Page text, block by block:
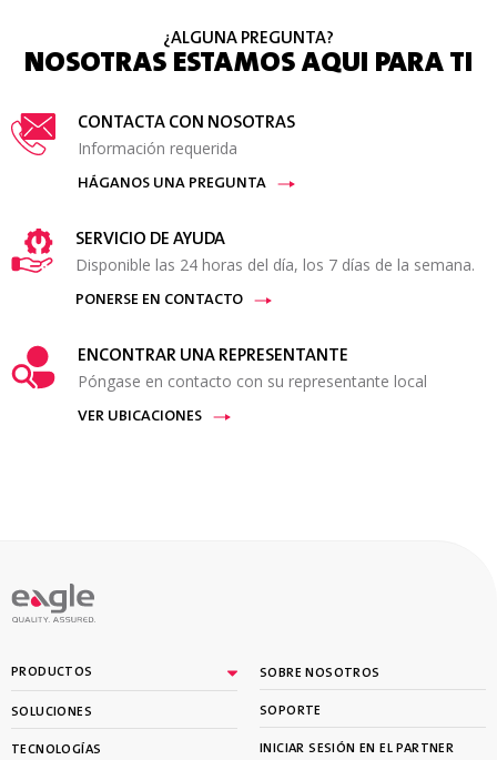
¿ALGUNA PREGUNTA?
NOSOTRAS ESTAMOS AQUI PARA TI
CONTACTA CON NOSOTRAS
Información requerida
HÁGANOS UNA PREGUNTA
SERVICIO DE AYUDA
Disponible las 24 horas del día, los 7 días de la semana.
PONERSE EN CONTACTO
ENCONTRAR UNA REPRESENTANTE
Póngase en contacto con su representante local
VER UBICACIONES
PRODUCTOS
SOLUCIONES
TECNOLOGÍAS
SOBRE NOSOTROS
SOPORTE
INICIAR SESIÓN EN EL PARTNER